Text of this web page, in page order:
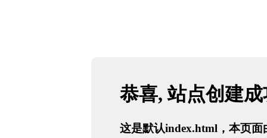
恭喜, 站点创建
这是默认index.html，本页面